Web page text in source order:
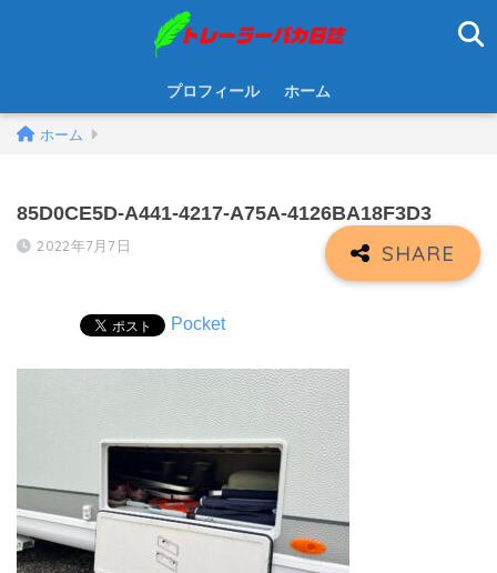
プロフィール ホーム
ホーム
85D0CE5D-A441-4217-A75A-4126BA18F3D3
2022年7月7日
Pocket